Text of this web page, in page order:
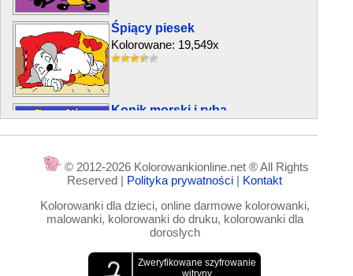
Śpiący piesek
Kolorowane: 19,549x
Konik morski i ryba
Kolorowane: 4,845x
© 2012-2026 Kolorowankionline.net ® All Rights
Reserved | Polityka prywatności | Kontakt
Kolorowanki dla dzieci, online darmowe kolorowanki,
malowanki, kolorowanki do druku, kolorowanki dla
doroslych